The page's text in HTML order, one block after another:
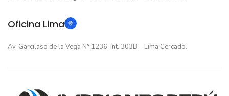
Oficina Lima
Av. Garcilaso de la Vega N° 1236, Int. 303B – Lima Cercado.